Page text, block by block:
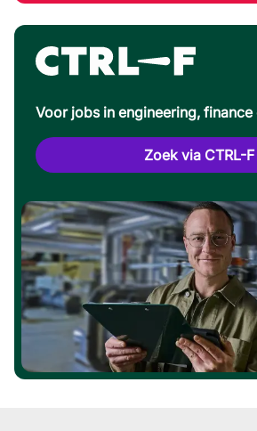
Voor jobs in engineering,
Zoek via CTRL-F